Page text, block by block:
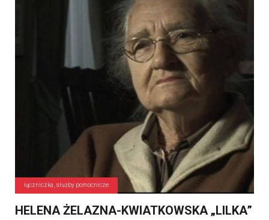
łączniczka, służby pomocnicze
HELENA ŻELAZNA-KWIATKOWSKA „LILKA”